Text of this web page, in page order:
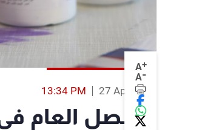
A+
A-
27 Apr 2018
13:34 PM